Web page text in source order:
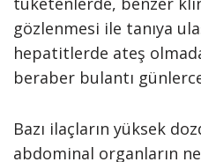
gözlenmesi ile tanıya
hepatitlerde ateş
beraber bulantı
Bazı ilaçların yüksek
abdominal organların